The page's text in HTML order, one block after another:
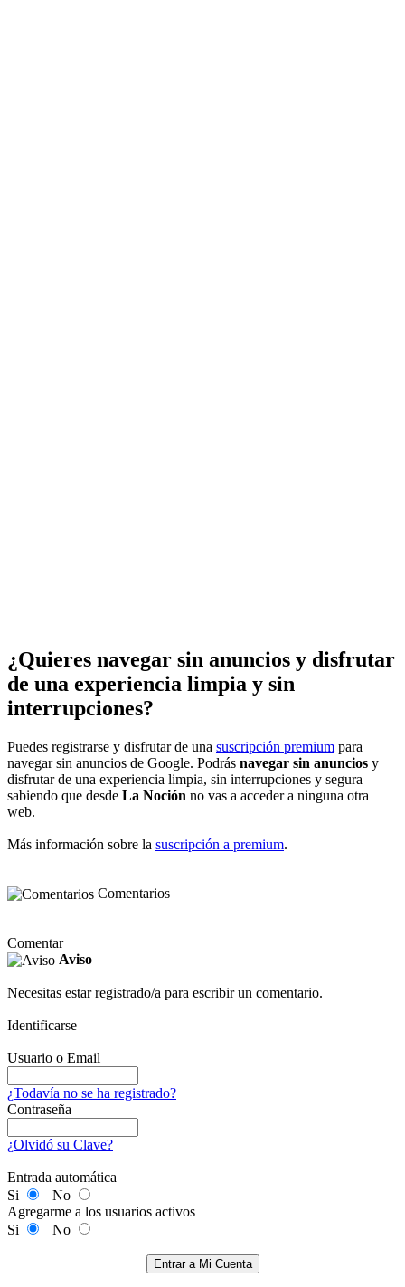
¿Quieres navegar sin anuncios y disfrutar
de una experiencia limpia y sin
interrupciones?
Puedes registrarse y disfrutar de una suscripción premium para
navegar sin anuncios de Google. Podrás navegar sin anuncios y
disfrutar de una experiencia limpia, sin interrupciones y segura
sabiendo que desde La Noción no vas a acceder a ninguna otra
web.
Más información sobre la suscripción a premium.
Comentarios
Comentar
Aviso
Necesitas estar registrado/a para escribir un comentario.
Identificarse
Usuario o Email
¿Todavía no se ha registrado?
Contraseña
¿Olvidó su Clave?
Entrada automática
Si
No
Agregarme a los usuarios activos
Si
No
Entrar a Mi Cuenta